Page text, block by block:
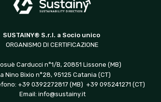
SUSTAINY® S.r.l. a Socio unico
ORGANISMO DI CERTIFICAZIONE
Carducci n°1/B, 20851 Lissone (MB)
Nino Bixio n°28, 95125 Catania (CT)
+39 0392272817 (MB) +39 095241271 (CT)
Email: info@sustainy.it